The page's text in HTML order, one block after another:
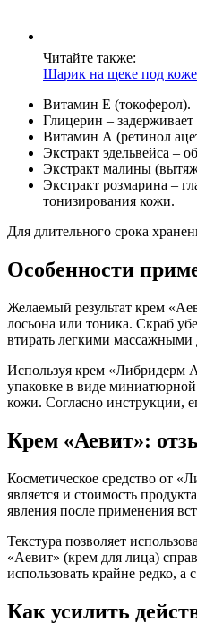
Читайте также:
Шарик на щеке под
Витамин Е (токоферол).
Глицерин –
Витамин А (ретинол
Экстракт эдельвейса –
Экстракт малины
Экстракт розмарина –
тонизирования кожи.
Для длительного срока
Особенности
Желаемый результат крем
лосьона или тоника. Скраб
втирать легкими массажными
Используя крем «Либридерм
упаковке в виде
кожи. Согласно инструкции,
Крем «Аевит»:
Косметическое средство от
является и стоимость
явления после применения
Текстура позволяет
«Аевит» (крем для лица)
использовать крайне редко, а
Как усилить